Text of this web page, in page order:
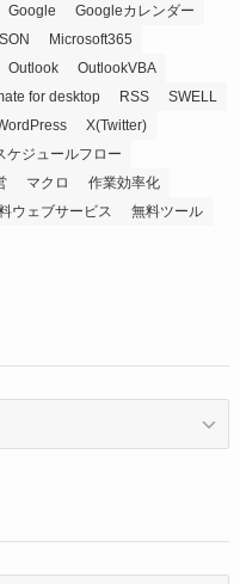
Google
Googleカレンダー
Microsoft365
Outlook
OutlookVBA
for desktop RSS
SWELL
X(Twitter)
ケジュールフロー
マクロ
作業効率化
ウェブサービス
無料ツール